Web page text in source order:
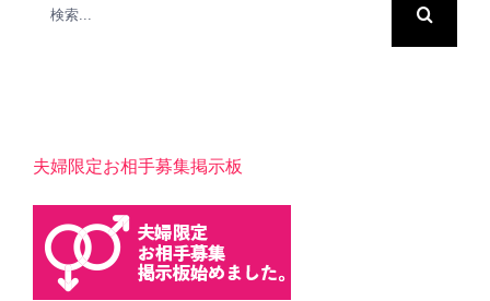
夫婦限定お相手募集掲示板